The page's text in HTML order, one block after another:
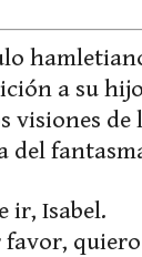
a su
visiones de
del
ir, Isabel.
favor,